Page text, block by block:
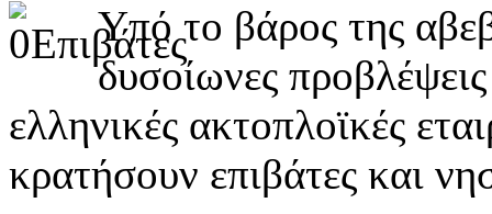
Υπό το βάρος της
δυσοίωνες
ελληνικές ακτοπλοϊκές
κρατήσουν επιβάτες και